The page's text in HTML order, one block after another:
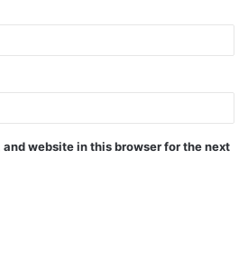
website in this browser for the next